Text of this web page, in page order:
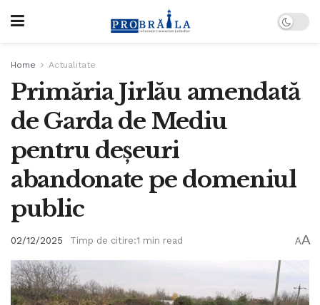
Home Actualitate
Primăria Jirlău amendată
de Garda de Mediu
pentru deșeuri
abandonate pe domeniul
public
02/12/2025 Timp de citire:1 min read AA